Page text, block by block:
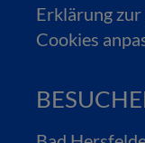
Erklärung
Cookies